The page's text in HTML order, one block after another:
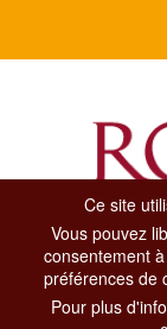
Via di San
00187 Roma
Ce site
Vous pouvez
consentement
préférences de
Pour plus